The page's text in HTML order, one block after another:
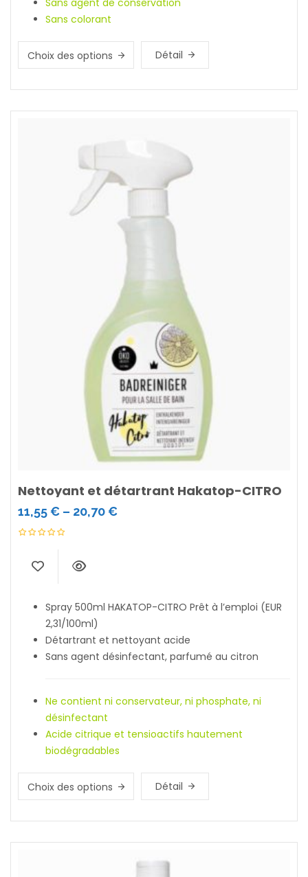
Sans agent de conservation
Sans colorant
Choix des options Détail
Nettoyant et détartrant Hakatop-CITRO
11,55€ – 20,70€
Spray 500ml HAKATOP-CITRO Prêt à l’emploi (EUR
2,31/100ml)
Détartrant et nettoyant acide
Sans agent désinfectant, parfumé au citron
Ne contient ni conservateur, ni phosphate, ni
désinfectant
Acide citrique et tensioactifs hautement
biodégradables
Choix des options Détail